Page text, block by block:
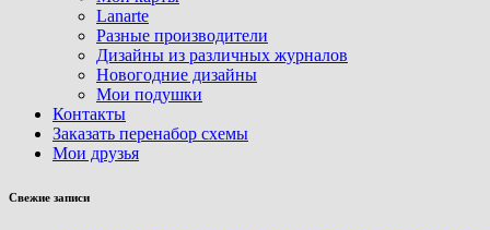
Lanarte
Разные производители
Дизайны из различных журналов
Новогодние дизайны
Мои подушки
Контакты
Заказать перенабор схемы
Мои друзья
Свежие записи